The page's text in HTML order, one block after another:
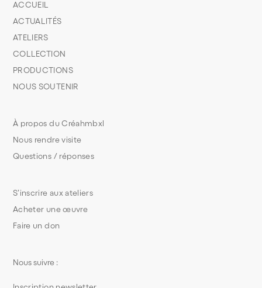
S’inscrire aux ateliers
Acheter une œuvre
Faire un don
À propos du Créahmbxl
Nous rendre visite
Questions / réponses
ACCUEIL
ACTUALITÉS
ATELIERS
COLLECTION
PRODUCTIONS
NOUS SOUTENIR
Nous suivre :